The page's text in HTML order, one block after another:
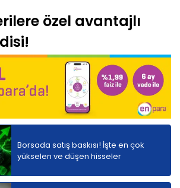
özel avantajlı
Borsada satış baskısı! İşte en çok
yükselen ve düşen hisseler